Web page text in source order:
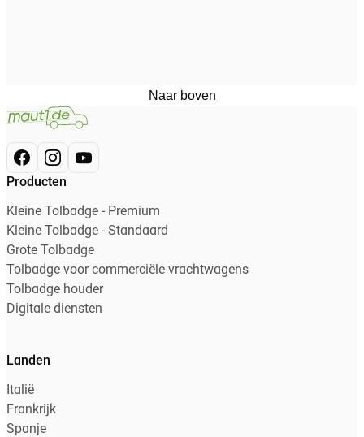
Naar boven
Producten
Kleine Tolbadge - Premium
Kleine Tolbadge - Standaard
Grote Tolbadge
Tolbadge voor commerciële vrachtwagens
Tolbadge houder
Digitale diensten
Landen
Italië
Frankrijk
Spanje